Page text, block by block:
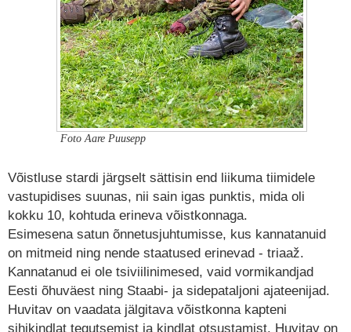
Foto Aare Puusepp
Võistluse stardi järgselt sättisin end liikuma tiimidele
vastupidises suunas, nii sain igas punktis, mida oli
kokku 10, kohtuda erineva võistkonnaga.
Esimesena satun õnnetusjuhtumisse, kus kannatanuid
on mitmeid ning nende staatused erinevad - triaaž.
Kannatanud ei ole tsiviilinimesed, vaid vormikandjad
Eesti õhuväest ning Staabi- ja sidepataljoni ajateenijad.
Huvitav on vaadata jälgitava võistkonna kapteni
sihikindlat tegutsemist ja kindlat otsustamist. Huvitav on